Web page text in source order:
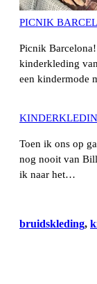
PICNIK
Picnik
kinderkleding
een kindermode
Toen ik ons op
nog nooit van
ik naar het…
bruidskleding,